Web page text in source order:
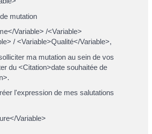
mutation
Variable> /<Variable>
/ <Variable>Qualité</Variable>,
ma mutation au sein de vos
du <Citation>date souhaitée de
l'expression de mes salutations
Variable>